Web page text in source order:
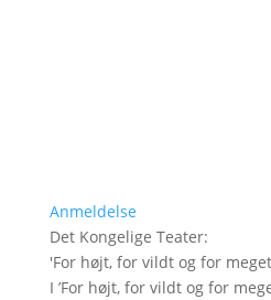
Anmeldelse
Det Kongelige Teater:
'For højt, for vildt og for
I ’For højt, for vildt og for